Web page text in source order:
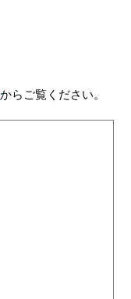
からご覧ください。